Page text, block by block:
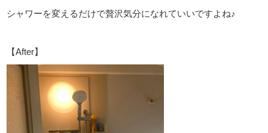
シャワーを変えるだけで贅沢気分になれていいですよね♪
【After】